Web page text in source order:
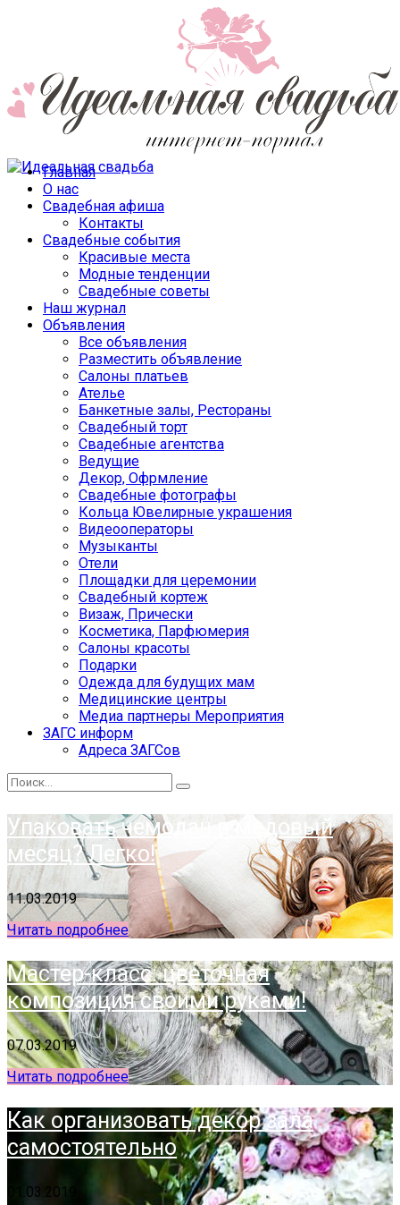
Главная
О нас
Свадебная афиша
Контакты
Свадебные события
Красивые места
Модные тенденции
Свадебные советы
Наш журнал
Объявления
Все объявления
Разместить объявление
Салоны платьев
Ателье
Банкетные залы, Рестораны
Свадебный торт
Свадебные агентства
Ведущие
Декор, Офрмление
Свадебные фотографы
Кольца Ювелирные украшения
Видеооператоры
Музыканты
Отели
Площадки для церемонии
Свадебный кортеж
Визаж, Прически
Косметика, Парфюмерия
Салоны красоты
Подарки
Одежда для будущих мам
Медицинские центры
Медиа партнеры Мероприятия
ЗАГС информ
Адреса ЗАГСов
Упаковать чемодан в медовый
месяц? Легко!
11.03.2019
Читать подробнее
Мастер-класс: цветочная
композиция своими руками!
07.03.2019
Читать подробнее
Как организовать декор зала
самостоятельно
01.03.2019